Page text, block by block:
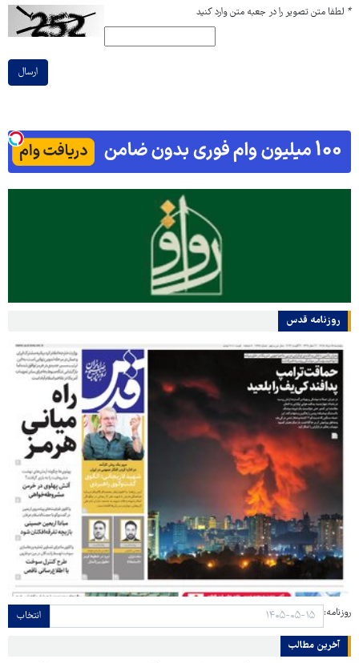
* لطفا متن تصویر را در جعبه متن وارد کنید
ارسال
روزنامه قدس
روزنامه: انتخاب
آخرین مطالب